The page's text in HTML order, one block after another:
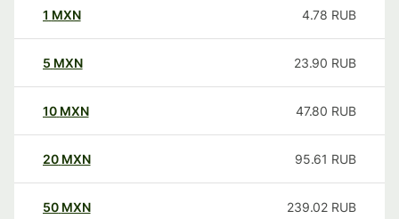
1 MXN 4.78 RUB
5 MXN 23.90 RUB
10 MXN 47.80 RUB
20 MXN 95.61 RUB
50 MXN 239.02 RUB